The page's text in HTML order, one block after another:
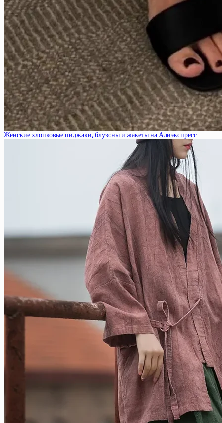
Женские хлопковые пиджаки, блузоны и жакеты на Алиэкспресс